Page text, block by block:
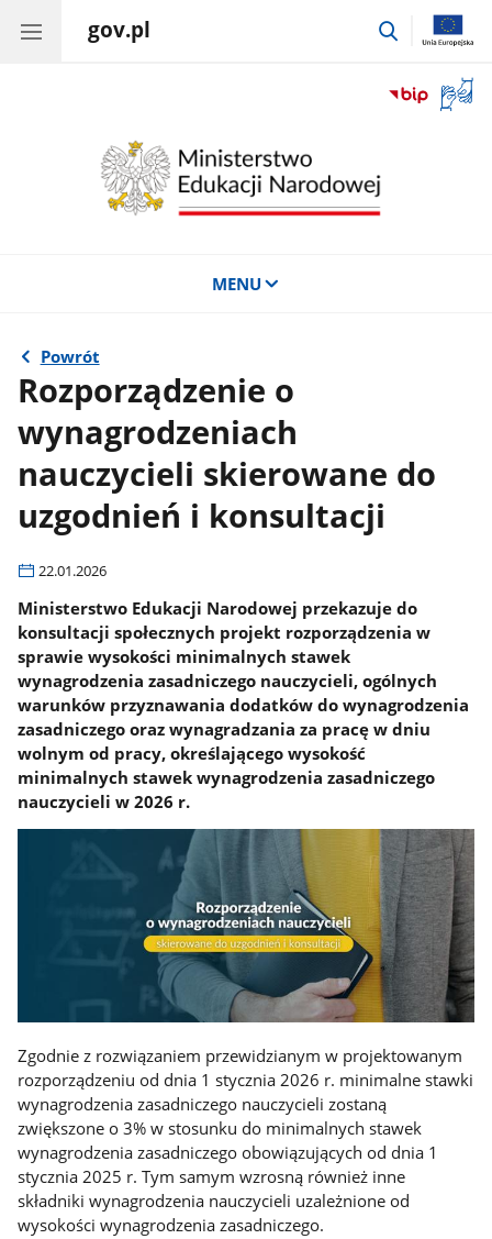
gov.pl
przejdź
okno
MENU
Powrót
Rozporządzenie o
wynagrodzeniach
nauczycieli skierowane do
uzgodnień i konsultacji
22.01.2026
Ministerstwo Edukacji Narodowej przekazuje do
konsultacji społecznych projekt rozporządzenia w
sprawie wysokości minimalnych stawek
wynagrodzenia zasadniczego nauczycieli, ogólnych
warunków przyznawania dodatków do wynagrodzenia
zasadniczego oraz wynagradzania za pracę w dniu
wolnym od pracy, określającego wysokość
minimalnych stawek wynagrodzenia zasadniczego
nauczycieli w 2026 r.
Zgodnie z rozwiązaniem przewidzianym w projektowanym
rozporządzeniu od dnia 1 stycznia 2026 r. minimalne stawki
wynagrodzenia zasadniczego nauczycieli zostaną
zwiększone o 3% w stosunku do minimalnych stawek
wynagrodzenia zasadniczego obowiązujących od dnia 1
stycznia 2025 r. Tym samym wzrosną również inne
składniki wynagrodzenia nauczycieli uzależnione od
wysokości wynagrodzenia zasadniczego.